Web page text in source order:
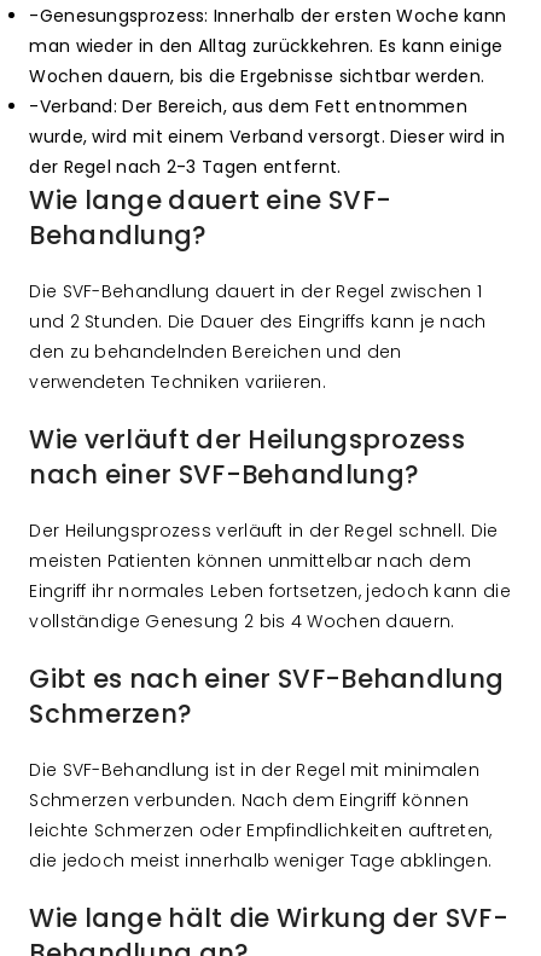
-Genesungsprozess: Innerhalb der ersten Woche kann
man wieder in den Alltag zurückkehren. Es kann einige
Wochen dauern, bis die Ergebnisse sichtbar werden.
-Verband: Der Bereich, aus dem Fett entnommen
wurde, wird mit einem Verband versorgt. Dieser wird in
der Regel nach 2-3 Tagen entfernt.
Wie lange dauert eine SVF-
Behandlung?
Die SVF-Behandlung dauert in der Regel zwischen 1
und 2 Stunden. Die Dauer des Eingriffs kann je nach
den zu behandelnden Bereichen und den
verwendeten Techniken variieren.
Wie verläuft der Heilungsprozess
nach einer SVF-Behandlung?
Der Heilungsprozess verläuft in der Regel schnell. Die
meisten Patienten können unmittelbar nach dem
Eingriff ihr normales Leben fortsetzen, jedoch kann die
vollständige Genesung 2 bis 4 Wochen dauern.
Gibt es nach einer SVF-Behandlung
Schmerzen?
Die SVF-Behandlung ist in der Regel mit minimalen
Schmerzen verbunden. Nach dem Eingriff können
leichte Schmerzen oder Empfindlichkeiten auftreten,
die jedoch meist innerhalb weniger Tage abklingen.
Wie lange hält die Wirkung der SVF-